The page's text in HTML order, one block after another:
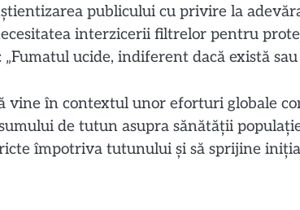
publicului cu privire la
interzicerii filtrelor pentru
ucide, indiferent dacă există
vine în contextul unor eforturi globale
de tutun asupra sănătății
împotriva tutunului și să sprijine